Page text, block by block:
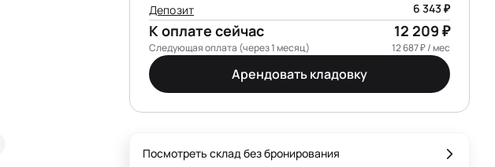
Депозит
6 343 ₽
К оплате сейчас 12 209 ₽
Следующая оплата (через 1 месяц) 12 687 ₽ / мес
Арендовать кладовку
Посмотреть склад без бронирования